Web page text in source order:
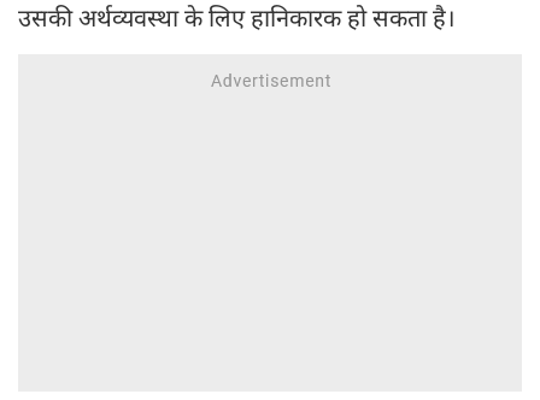
उसकी अर्थव्यवस्था के लिए हानिकारक हो सकता है।